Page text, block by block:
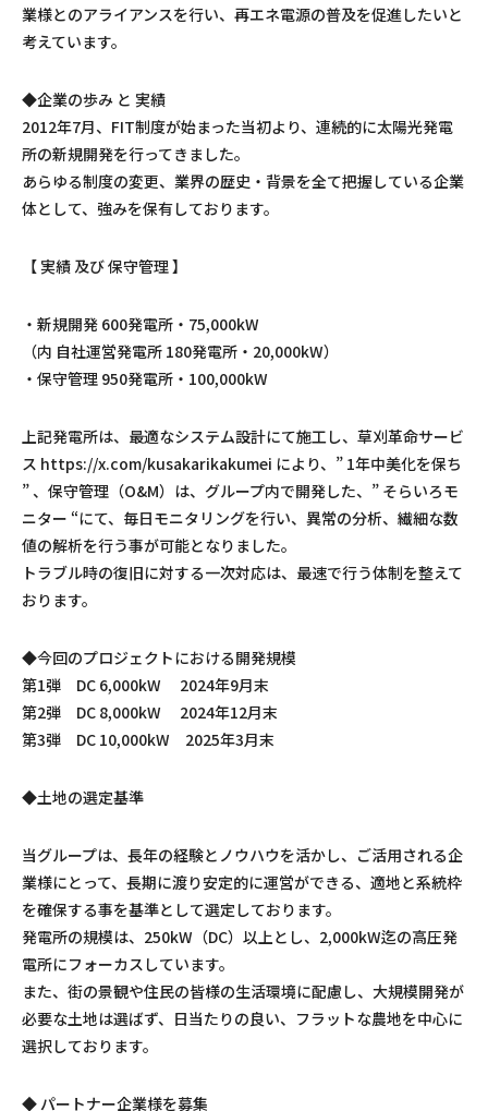
業様とのアライアンスを行い、再エネ電源の普及を促進したいと
考えています。
◆企業の歩み と 実績
2012年7月、FIT制度が始まった当初より、連続的に太陽光発電
所の新規開発を行ってきました。
あらゆる制度の変更、業界の歴史・背景を全て把握している企業
体として、強みを保有しております。
【 実績 及び 保守管理 】
・新規開発 600発電所・75,000kW
（内 自社運営発電所 180発電所・20,000kW）
・保守管理 950発電所・100,000kW
上記発電所は、最適なシステム設計にて施工し、草刈革命サービ
ス https://x.com/kusakarikakumei により、” 1年中美化を保ち
” 、保守管理（O&M）は、グループ内で開発した、” そらいろモ
ニター “にて、毎日モニタリングを行い、異常の分析、繊細な数
値の解析を行う事が可能となりました。
トラブル時の復旧に対する一次対応は、最速で行う体制を整えて
おります。
◆今回のプロジェクトにおける開発規模
第1弾 DC 6,000kW 2024年9月末
第2弾 DC 8,000kW 2024年12月末
第3弾 DC 10,000kW 2025年3月末
◆土地の選定基準
当グループは、長年の経験とノウハウを活かし、ご活用される企
業様にとって、長期に渡り安定的に運営ができる、適地と系統枠
を確保する事を基準として選定しております。
発電所の規模は、250kW（DC）以上とし、2,000kW迄の高圧発
電所にフォーカスしています。
また、街の景観や住民の皆様の生活環境に配慮し、大規模開発が
必要な土地は選ばず、日当たりの良い、フラットな農地を中心に
選択しております。
◆ パートナー企業様を募集